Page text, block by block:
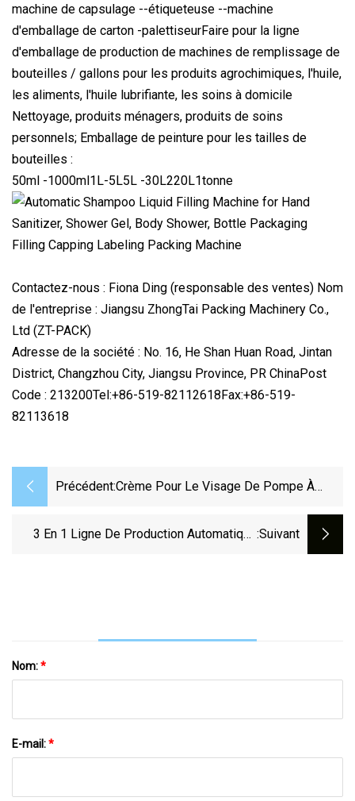
machine de capsulage --étiqueteuse --machine
d'emballage de carton -palettiseurFaire pour la ligne
d'emballage de production de machines de remplissage de
bouteilles / gallons pour les produits agrochimiques, l'huile,
les aliments, l'huile lubrifiante, les soins à domicile
Nettoyage, produits ménagers, produits de soins
personnels; Emballage de peinture pour les tailles de
bouteilles :
50ml -1000ml1L-5L5L -30L220L1tonne
Contactez-nous : Fiona Ding (responsable des ventes) Nom
de l'entreprise : Jiangsu ZhongTai Packing Machinery Co.,
Ltd (ZT-PACK)
Adresse de la société : No. 16, He Shan Huan Road, Jintan
District, Changzhou City, Jiangsu Province, PR ChinaPost
Code : 213200Tel:+86-519-82112618Fax:+86-519-
82113618
Précédent:Crème Pour Le Visage De Pompe À
Et Machine De Capsulage De Petite
3 En 1 Ligne De Production Automatique :suivant
Nom:*
E-mail:*